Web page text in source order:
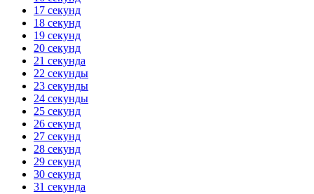
17 секунд
18 секунд
19 секунд
20 секунд
21 секунда
22 секунды
23 секунды
24 секунды
25 секунд
26 секунд
27 секунд
28 секунд
29 секунд
30 секунд
31 секунда